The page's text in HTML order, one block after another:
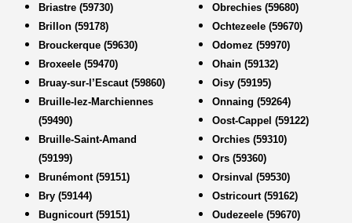
Briastre (59730)
Brillon (59178)
Brouckerque (59630)
Broxeele (59470)
Bruay-sur-l’Escaut (59860)
Bruille-lez-Marchiennes
(59490)
Bruille-Saint-Amand
(59199)
Brunémont (59151)
Bry (59144)
Bugnicourt (59151)
Obrechies (59680)
Ochtezeele (59670)
Odomez (59970)
Ohain (59132)
Oisy (59195)
Onnaing (59264)
Oost-Cappel (59122)
Orchies (59310)
Ors (59360)
Orsinval (59530)
Ostricourt (59162)
Oudezeele (59670)